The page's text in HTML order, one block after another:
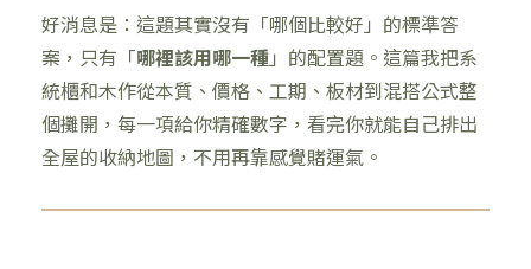
好消息是：這題其實沒有「哪個比較好」的標準答
案，只有「哪裡該用哪一種」的配置題。這篇我把系
統櫃和木作從本質、價格、工期、板材到混搭公式整
個攤開，每一項給你精確數字，看完你就能自己排出
全屋的收納地圖，不用再靠感覺賭運氣。